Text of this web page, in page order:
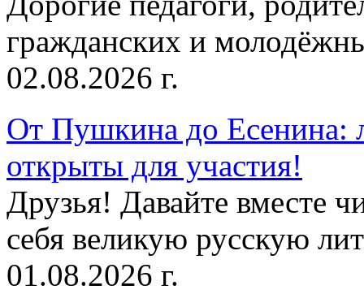
гражданских и
02.08.2026 г.
От Пушкина до Есенина:
открыты для участия!
Друзья! Давайте вместе
себя великую русскую
01.08.2026 г.